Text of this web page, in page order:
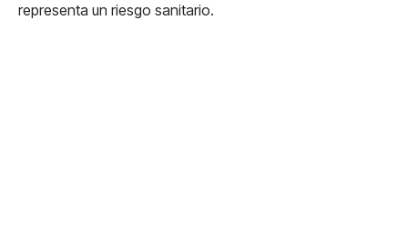
representa un riesgo sanitario.